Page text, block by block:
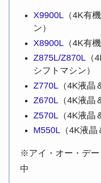
X9900L （4K有
ン）
X8900L （4K有
Z875L/Z870L （
シフトマシン）
Z770L （4K液晶
Z670L （4K液晶
Z570L （4K液晶
M550L （4K液晶
※アイ・オー・デ
中